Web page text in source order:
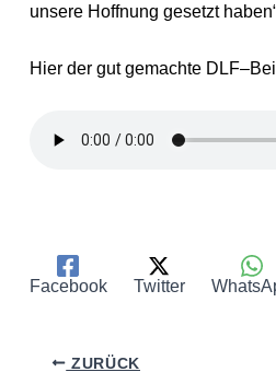
unsere Hoffnung gesetzt
Hier der gut gemachte
Facebook Twitter
ZURÜCK